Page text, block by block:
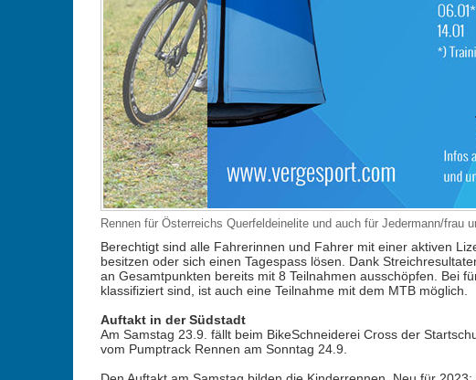
Rennen für Österreichs Querfeldeinelite und auch für Jedermann/frau
Berechtigt sind alle Fahrerinnen und Fahrer mit einer aktiven
besitzen oder sich einen Tagespass lösen. Dank
an Gesamtpunkten bereits mit 8 Teilnahmen ausschöpfen. Bei
klassifiziert sind, ist auch eine Teilnahme mit dem MTB möglich.
Auftakt in der Südstadt
Am Samstag 23.9. fällt beim BikeSchneiderei Cross der
vom Pumptrack Rennen am Sonntag 24.9.